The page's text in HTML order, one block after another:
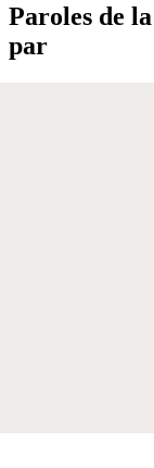
Paroles de
par